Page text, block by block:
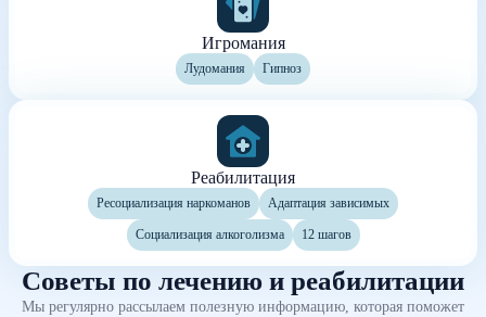
Игромания
Лудомания Гипноз
Реабилитация
Ресоциализация наркоманов Адаптация зависимых
Социализация алкоголизма 12 шагов
Советы по лечению и реабилитации
Мы регулярно рассылаем полезную информацию, которая поможет